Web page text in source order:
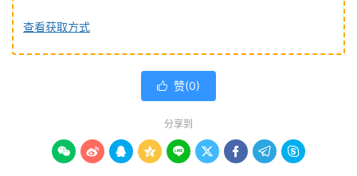
查看获取方式
 赞(0)
分享到
        